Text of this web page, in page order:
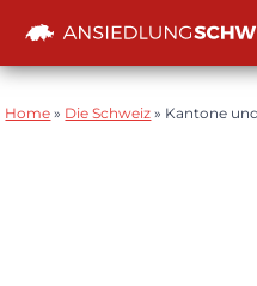
Zum
Home » Die Schweiz » Kantone